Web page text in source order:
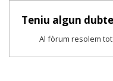
Teniu algun
Al fòrum resolem